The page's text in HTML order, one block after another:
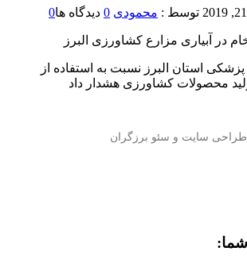
توسط : محمودی 0 دیدگاه ها0
در آبیاری مزارع کشاورزی البرز
استان البرز نسبت به استفاده از
محصولات کشاورزی هشدار داد
شما: